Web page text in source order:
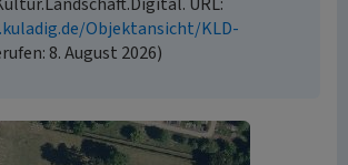
Objektansicht/KLD-
8. August 2026)